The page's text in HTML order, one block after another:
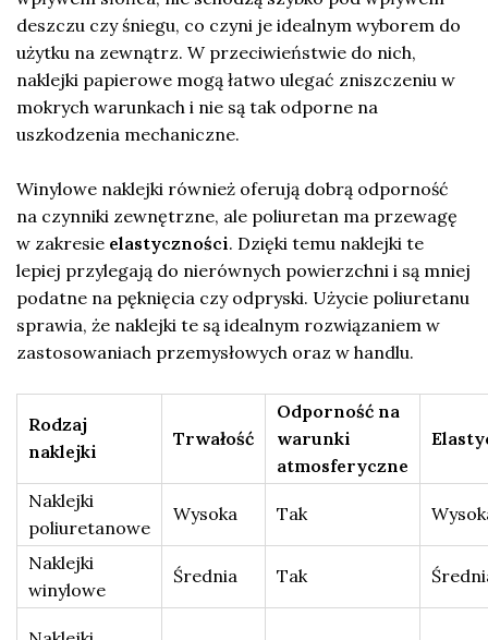
deszczu czy śniegu, co czyni je idealnym wyborem do
użytku na zewnątrz. W przeciwieństwie do nich,
naklejki papierowe mogą łatwo ulegać zniszczeniu w
mokrych warunkach i nie są tak odporne na
uszkodzenia mechaniczne.
Winylowe naklejki również oferują dobrą odporność
na czynniki zewnętrzne, ale poliuretan ma przewagę
w zakresie elastyczności. Dzięki temu naklejki te
lepiej przylegają do nierównych powierzchni i są mniej
podatne na pęknięcia czy odpryski. Użycie poliuretanu
sprawia, że naklejki te są idealnym rozwiązaniem w
zastosowaniach przemysłowych oraz w handlu.
Rodzaj
naklejki
Trwałość
Odporność na
warunki
atmosferyczne
Naklejki
poliuretanowe
Wysoka Tak
Naklejki
winylowe
Średnia Tak